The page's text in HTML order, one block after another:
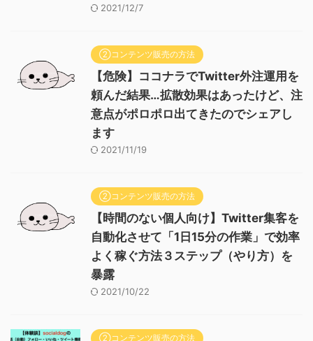
2021/12/7
②コンテンツ販売の方法
【危険】ココナラでTwitter外注運用を
頼んだ結果…拡散効果はあったけど、注
意点がポロポロ出てきたのでシェアし
ます
2021/11/19
②コンテンツ販売の方法
【時間のない個人向け】Twitter集客を
自動化させて「1日15分の作業」で効率
よく稼ぐ方法３ステップ（やり方）を
暴露
2021/10/22
②コンテンツ販売の方法